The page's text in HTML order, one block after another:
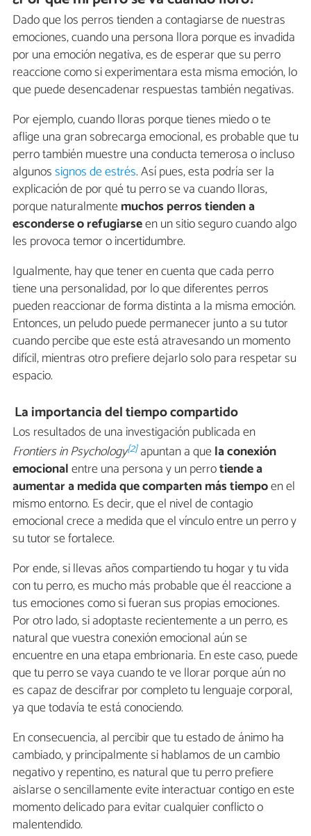
Dado que los perros tienden a contagiarse de nuestras
emociones, cuando una persona llora porque es invadida
por una emoción negativa, es de esperar que su perro
reaccione como si experimentara esta misma emoción, lo
que puede desencadenar respuestas también negativas.
Por ejemplo, cuando lloras porque tienes miedo o te
aflige una gran sobrecarga emocional, es probable que tu
perro también muestre una conducta temerosa o incluso
algunossignos de estrés. Así pues, esta podría ser la
explicación de por qué tu perro se va cuando lloras,
porque naturalmentemuchos perros tienden a
esconderse o refugiarseen un sitio seguro cuando algo
les provoca temor o incertidumbre.
Igualmente, hay que tener en cuenta que cada perro
tiene una personalidad, por lo que diferentes perros
pueden reaccionar de forma distinta a la misma emoción.
Entonces, un peludo puede permanecer junto a su tutor
cuando percibe que este está atravesando un momento
difícil, mientras otro prefiere dejarlo solo para respetar su
espacio.
La importancia del tiempo compartido
Los resultados de una investigación publicada en
Frontiers in Psychology[2]apuntan a quela conexión
emocionalentre una persona y un perrotiende a
aumentar a medida que comparten más tiempoen el
mismo entorno. Es decir, que el nivel de contagio
emocional crece a medida que el vínculo entre un perro y
su tutor se fortalece.
Por ende, si llevas años compartiendo tu hogar y tu vida
con tu perro, es mucho más probable que él reaccione a
tus emociones como si fueran sus propias emociones.
Por otro lado, si adoptaste recientemente a un perro, es
natural que vuestra conexión emocional aún se
encuentre en una etapa embrionaria. En este caso, puede
que tu perro se vaya cuando te ve llorar porque aún no
es capaz de descifrar por completo tu lenguaje corporal,
ya que todavía te está conociendo.
En consecuencia, al percibir que tu estado de ánimo ha
cambiado, y principalmente si hablamos de un cambio
negativo y repentino, es natural que tu perro prefiere
aislarse o sencillamente evite interactuar contigo en este
momento delicado para evitar cualquier conflicto o
malentendido.